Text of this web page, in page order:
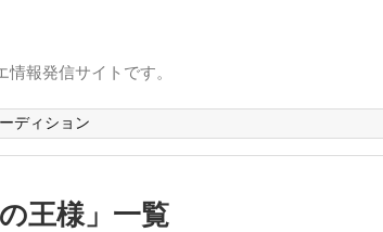
報発信サイトです。
ディション
王様 」 一覧